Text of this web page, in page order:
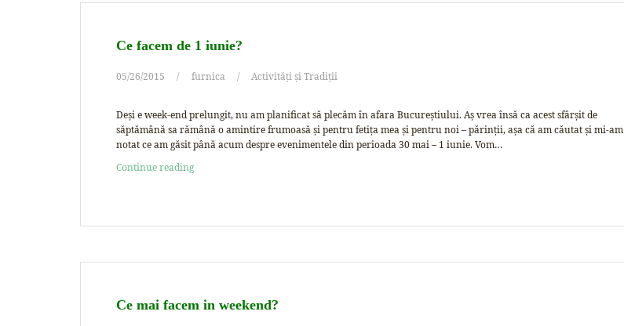
Ce facem de 1 iunie?
05/26/2015 furnica Activități și Tradiții
Deşi e week-end prelungit, nu am planificat să plecăm în afara Bucureştiului. Aş vrea însă ca acest sfârșit de
săptămână sa rămână o amintire frumoasă şi pentru fetiţa mea şi pentru noi – părinţii, aşa că am căutat şi mi-am
notat ce am găsit până acum despre evenimentele din perioada 30 mai – 1 iunie. Vom…
Continue reading
Ce mai facem in weekend?